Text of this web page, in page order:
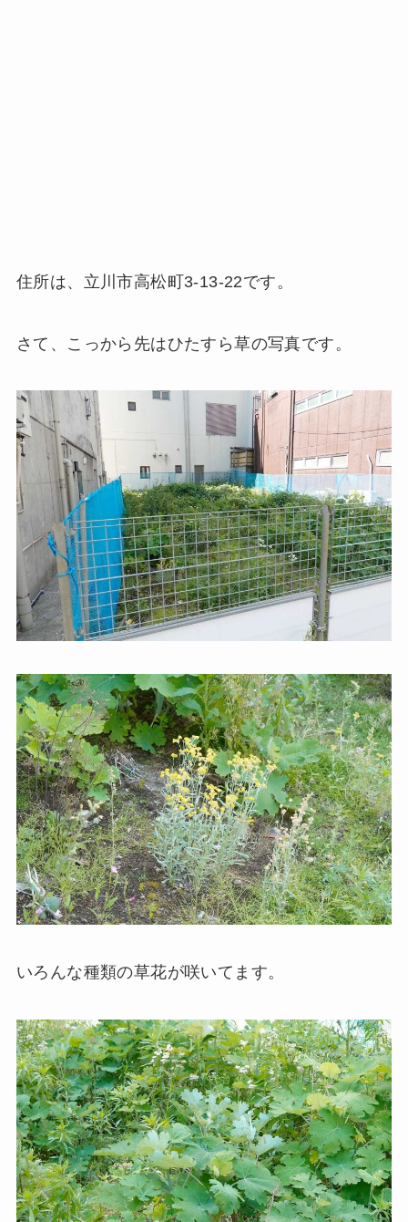
住所は、立川市高松町3-13-22です。
さて、こっから先はひたすら草の写真です。
いろんな種類の草花が咲いてます。